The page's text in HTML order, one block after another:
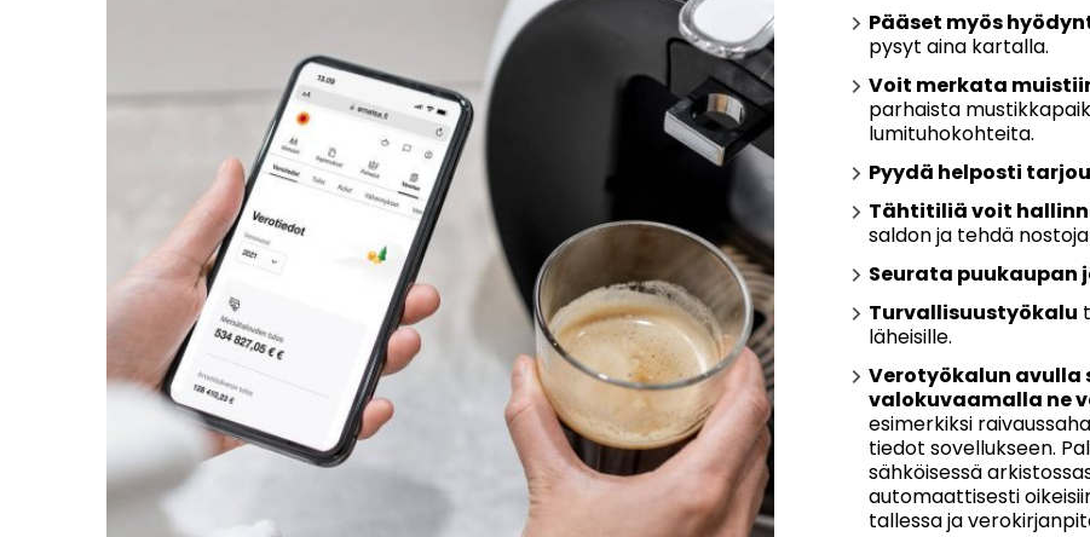
Pääset myös
pysyt aina kartalla.
Voit merkata
parhaista
lumituhokohteita.
Pyydä helposti
Tähtitiliä voit
saldon ja tehdä nostoja
Seurata puukaupan
Turvallisuustyökalu
läheisille.
Verotyökalun
valokuvaamalla ne
esimerkiksi
tiedot sovellukseen.
sähköisessä
automaattisesti
tallessa ja